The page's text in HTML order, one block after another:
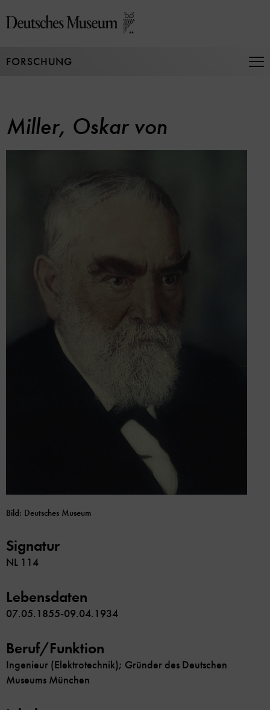
zum
FORSCHUNG
Miller, Oskar von
Bild: Deutsches Museum
Signatur
NL 114
Lebensdaten
07.05.1855-09.04.1934
Beruf/Funktion
Ingenieur (Elektrotechnik); Gründer des Deutschen
Museums München